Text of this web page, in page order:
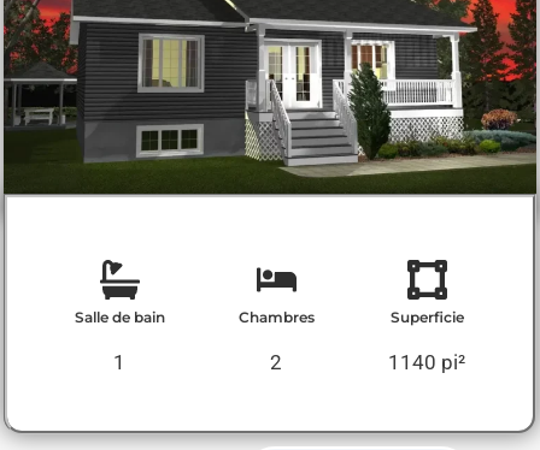
Salle de bain
1
Chambres
2
Superficie
1140 pi²